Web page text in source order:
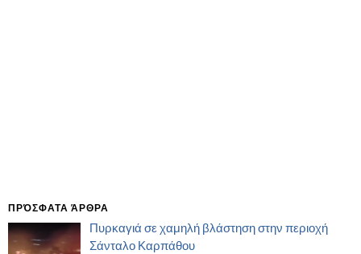
ΠΡΌΣΦΑΤΑ ΆΡΘΡΑ
Πυρκαγιά σε χαμηλή βλάστηση στην περιοχή
Σάνταλο Καρπάθου